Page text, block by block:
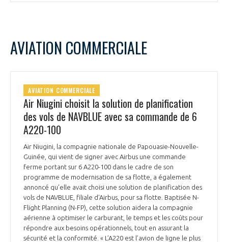
AVIATION COMMERCIALE
AVIATION COMMERCIALE
Air Niugini choisit la solution de planification
des vols de NAVBLUE avec sa commande de 6
A220-100
Air Niugini, la compagnie nationale de Papouasie-Nouvelle-
Guinée, qui vient de signer avec Airbus une commande
ferme portant sur 6 A220-100 dans le cadre de son
programme de modernisation de sa flotte, a également
annoncé qu’elle avait choisi une solution de planification des
vols de NAVBLUE, filiale d'Airbus, pour sa flotte. Baptisée N-
Flight Planning (N-FP), cette solution aidera la compagnie
aérienne à optimiser le carburant, le temps et les coûts pour
répondre aux besoins opérationnels, tout en assurant la
sécurité et la conformité. « L’A220 est l’avion de ligne le plus